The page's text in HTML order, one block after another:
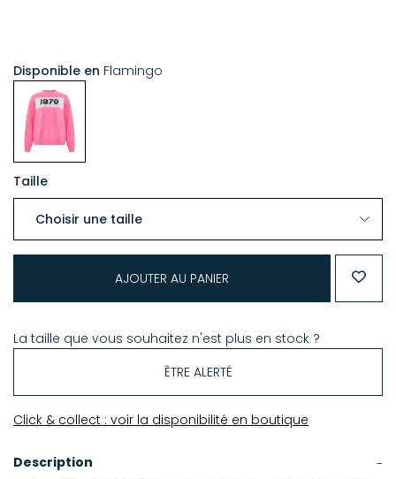
Disponible en Flamingo
Taille
AJOUTER AU PANIER
La taille que vous souhaitez n'est plus en stock ?
ÊTRE ALERTÉ
Click & collect : voir la disponibilité en boutique
Description